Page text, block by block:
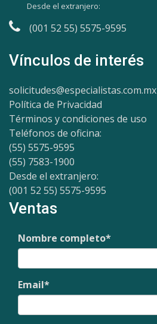
Desde el extranjero:
(001 52 55) 5575-9595
Vínculos de interés
solicitudes@especialistas.com.mx
Política de Privacidad
Términos y condiciones de uso
Teléfonos de oficina:
(55) 5575-9595
(55) 7583-1900
Desde el extranjero:
(001 52 55) 5575-9595
Ventas
Nombre completo*
Email*